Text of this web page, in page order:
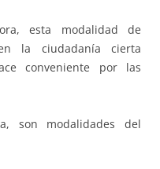
esta modalidad de
la ciudadanía cierta
conveniente por las
son modalidades del